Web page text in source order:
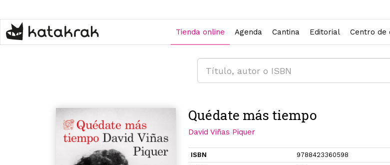
contenido
principal
Tienda online Agenda Cantina Editorial Centro de
Quédate más tiempo
David Viñas Piquer
ISBN
9788423360598